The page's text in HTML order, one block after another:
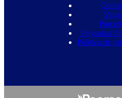
Perguntas
Política de